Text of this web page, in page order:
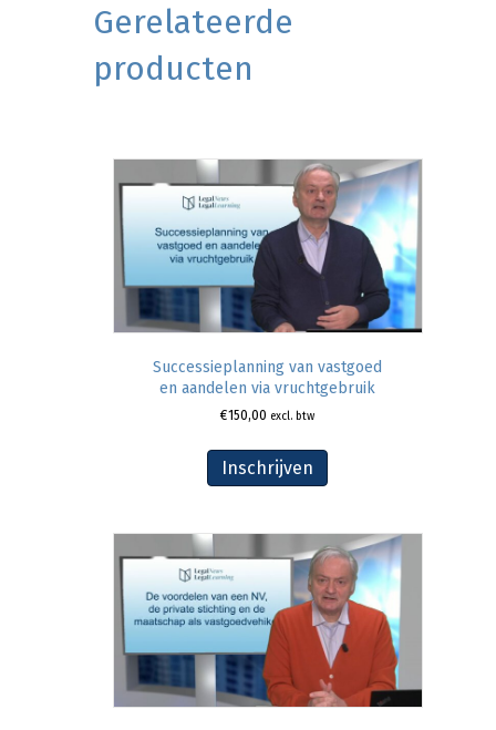
Gerelateerde
producten
Successieplanning van vastgoed
en aandelen via vruchtgebruik
€150,00 excl. btw
Inschrijven